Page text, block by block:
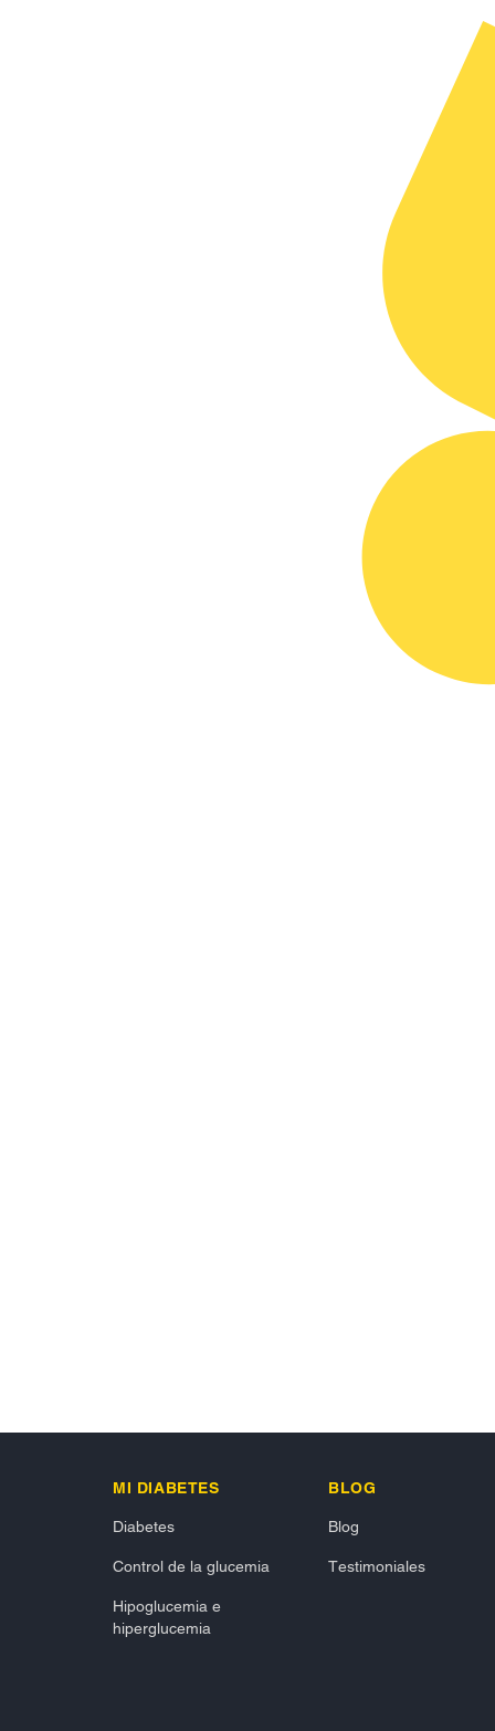
MI DIABETES
Diabetes
Control de la glucemia
Hipoglucemia e
hiperglucemia
BLOG
Blog
Testimoniales